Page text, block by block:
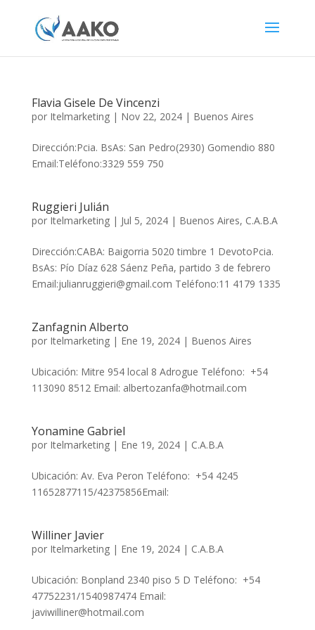
Flavia Gisele De Vincenzi
por Itelmarketing| Nov 22, 2024| Buenos Aires
Dirección:Pcia. BsAs: San Pedro(2930) Gomendio 880
Email:Teléfono:3329 559 750
Ruggieri Julián
por Itelmarketing| Jul 5, 2024| Buenos Aires, C.A.B.A
Dirección:CABA: Baigorria 5020 timbre 1 DevotoPcia.
BsAs: Pío Díaz 628 Sáenz Peña, partido 3 de febrero
Email:julianruggieri@gmail.com Teléfono:11 4179 1335
Zanfagnin Alberto
por Itelmarketing| Ene 19, 2024| Buenos Aires
Ubicación: Mitre 954 local 8 Adrogue Teléfono: +54
113090 8512 Email: albertozanfa@hotmail.com
Yonamine Gabriel
por Itelmarketing| Ene 19, 2024| C.A.B.A
Ubicación: Av. Eva Peron Teléfono: +54 4245
11652877115/42375856Email:
Williner Javier
por Itelmarketing| Ene 19, 2024| C.A.B.A
Ubicación: Bonpland 2340 piso 5 D Teléfono: +54
47752231/1540987474 Email:
javiwilliner@hotmail.com